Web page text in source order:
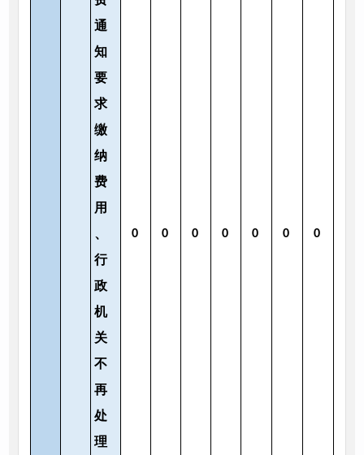
通
知
要
求
缴
纳
费
用
、
行
政
机
关
不
再
处
理
0 0 0 0 0 0 0